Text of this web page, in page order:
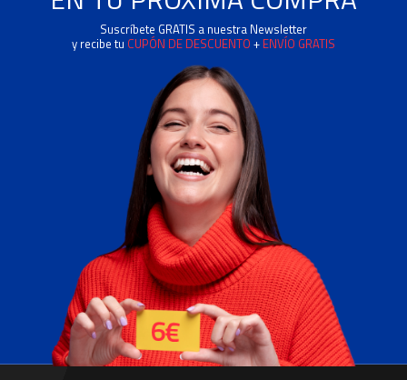
Suscríbete GRATIS a nuestra Newsletter
y recibe tu CUPÓN DE DESCUENTO + ENVÍO GRATIS